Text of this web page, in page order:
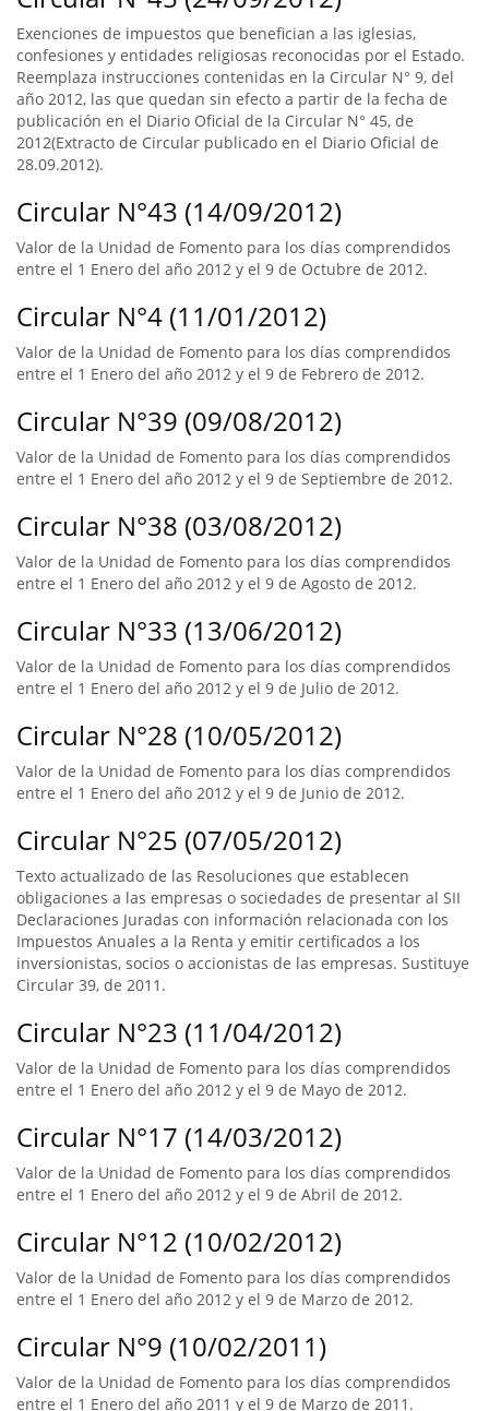
Exenciones de impuestos que benefician a las iglesias,
confesiones y entidades religiosas reconocidas por el Estado.
Reemplaza instrucciones contenidas en la Circular N° 9, del
año 2012, las que quedan sin efecto a partir de la fecha de
publicación en el Diario Oficial de la Circular N° 45, de
2012(Extracto de Circular publicado en el Diario Oficial de
28.09.2012).
Circular N°43 (14/09/2012)
Valor de la Unidad de Fomento para los días comprendidos
entre el 1 Enero del año 2012 y el 9 de Octubre de 2012.
Circular N°4 (11/01/2012)
Valor de la Unidad de Fomento para los días comprendidos
entre el 1 Enero del año 2012 y el 9 de Febrero de 2012.
Circular N°39 (09/08/2012)
Valor de la Unidad de Fomento para los días comprendidos
entre el 1 Enero del año 2012 y el 9 de Septiembre de 2012.
Circular N°38 (03/08/2012)
Valor de la Unidad de Fomento para los días comprendidos
entre el 1 Enero del año 2012 y el 9 de Agosto de 2012.
Circular N°33 (13/06/2012)
Valor de la Unidad de Fomento para los días comprendidos
entre el 1 Enero del año 2012 y el 9 de Julio de 2012.
Circular N°28 (10/05/2012)
Valor de la Unidad de Fomento para los días comprendidos
entre el 1 Enero del año 2012 y el 9 de Junio de 2012.
Circular N°25 (07/05/2012)
Texto actualizado de las Resoluciones que establecen
obligaciones a las empresas o sociedades de presentar al SII
Declaraciones Juradas con información relacionada con los
Impuestos Anuales a la Renta y emitir certificados a los
inversionistas, socios o accionistas de las empresas. Sustituye
Circular 39, de 2011.
Circular N°23 (11/04/2012)
Valor de la Unidad de Fomento para los días comprendidos
entre el 1 Enero del año 2012 y el 9 de Mayo de 2012.
Circular N°17 (14/03/2012)
Valor de la Unidad de Fomento para los días comprendidos
entre el 1 Enero del año 2012 y el 9 de Abril de 2012.
Circular N°12 (10/02/2012)
Valor de la Unidad de Fomento para los días comprendidos
entre el 1 Enero del año 2012 y el 9 de Marzo de 2012.
Circular N°9 (10/02/2011)
Valor de la Unidad de Fomento para los días comprendidos
entre el 1 Enero del año 2011 y el 9 de Marzo de 2011.